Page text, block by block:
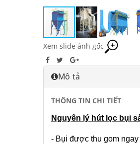
Xem slide ảnh gốc
Mô tả
THÔNG TIN CHI TIẾT
Nguyên lý hút lọc bụi
- Bụi được thu gom